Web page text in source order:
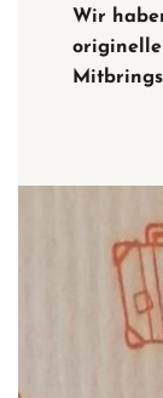
Wir